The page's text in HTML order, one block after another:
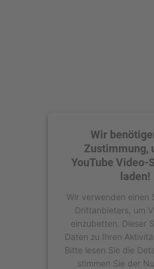
Wir
Zustimmung,
YouTube Video-
laden!
Wir verwenden einen
Drittanbieters, um
einzubetten. Dieser
Daten zu Ihren
Bitte lesen Sie die
stimmen Sie der